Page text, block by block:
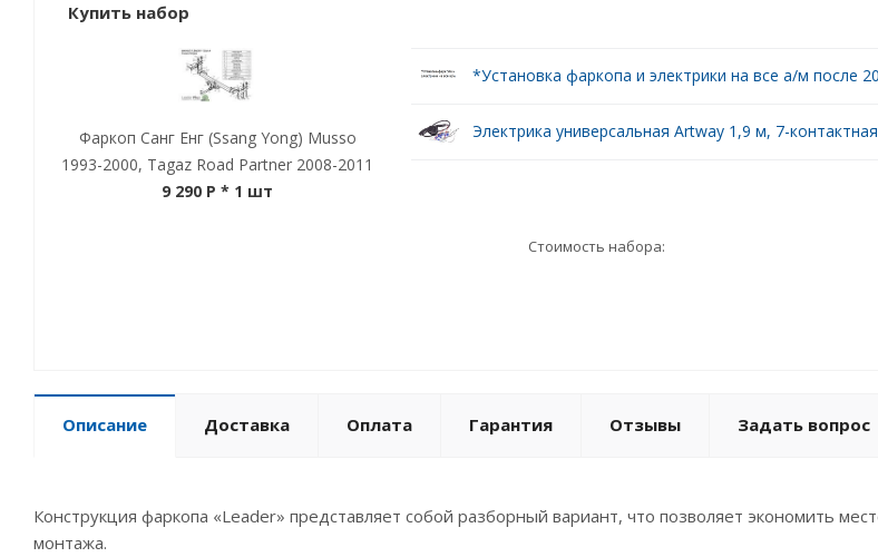
Купить набор
Фаркоп Санг Енг (Ssang Yong) Musso
1993-2000, Tagaz Road Partner 2008-2011
9 290 P * 1 шт
*Установка фаркопа и электрики на все а/м после
Электрика универсальная Artway 1,9 м, 7-контактная
Стоимость набора:
Описание Доставка Оплата Гарантия Отзывы Задать вопрос
Конструкция фаркопа «Leader» представляет собой разборный вариант, что позволяет экономить
монтажа.